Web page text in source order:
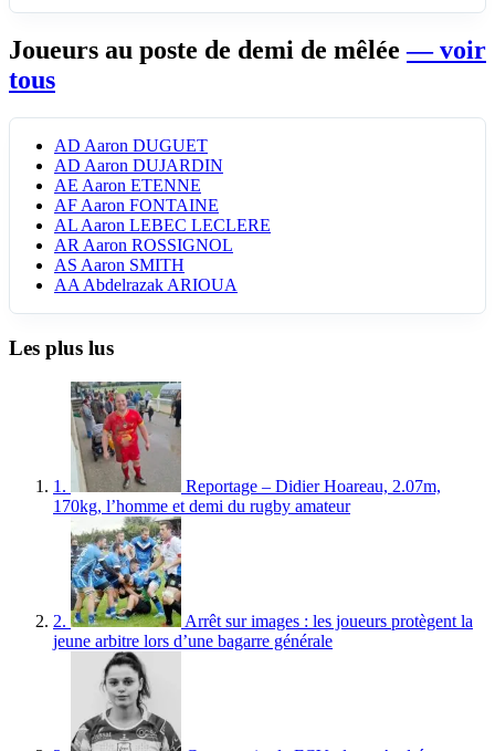
Joueurs au poste de demi de mêlée— voir
tous
AD Aaron DUGUET
AD Aaron DUJARDIN
AE Aaron ETENNE
AF Aaron FONTAINE
AL Aaron LEBEC LECLERE
AR Aaron ROSSIGNOL
AS Aaron SMITH
AA Abdelrazak ARIOUA
Les plus lus
1.
Reportage – Didier Hoareau, 2.07m,
170kg, l’homme et demi du rugby amateur
2.
Arrêt sur images : les joueurs protègent la
jeune arbitre lors d’une bagarre générale